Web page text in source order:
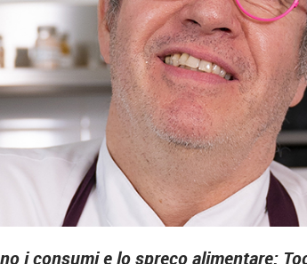
i consumi e lo spreco alimentare: